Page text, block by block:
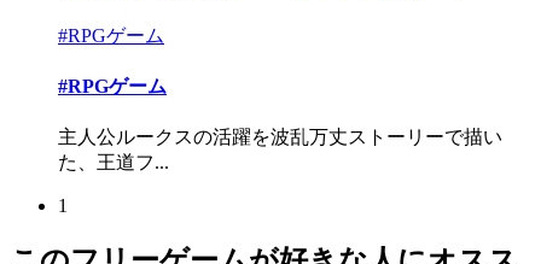
#RPGゲーム
#RPGゲーム
主人公ルークスの活躍を波乱万丈ストーリーで描い
た、王道フ...
1